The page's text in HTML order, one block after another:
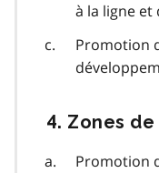
à la ligne et
Promotion
4. Zones
Promotion